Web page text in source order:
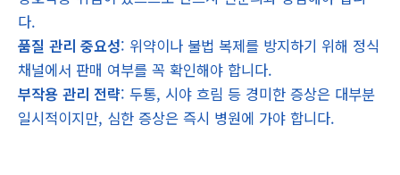
다.
품질 관리 중요성: 위약이나 불법 복제를 방지하기 위해 정식
채널에서 판매 여부를 꼭 확인해야 합니다.
부작용 관리 전략: 두통, 시야 흐림 등 경미한 증상은 대부분
일시적이지만, 심한 증상은 즉시 병원에 가야 합니다.